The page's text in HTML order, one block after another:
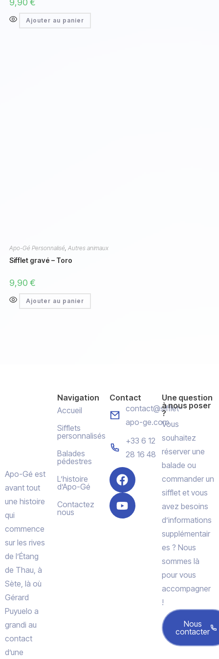
9,90 €
Ajouter au panier
Apo-Gé Personnalisé, Autres animaux
Sifflet gravé – Toro
9,90 €
Ajouter au panier
Apo-Gé est
avant tout
une histoire
qui
commence
sur les rives
de l’Étang
de Thau, à
Sète, là où
Gérard
Puyuelo a
grandi au
contact
d’une
Navigation
Accueil
Sifflets
personnalisés
Balades
pédestres
L’histoire
d’Apo-Gé
Contactez
nous
Contact
contact@sifflet-
apo-ge.com
+33 6 12
28 16 48
Une question
à nous poser
?
Vous
souhaitez
réserver une
balade ou
commander un
sifflet et vous
avez besoins
d’informations
supplémentair
es ? Nous
sommes là
pour vous
accompagner
!
Nous
contacter